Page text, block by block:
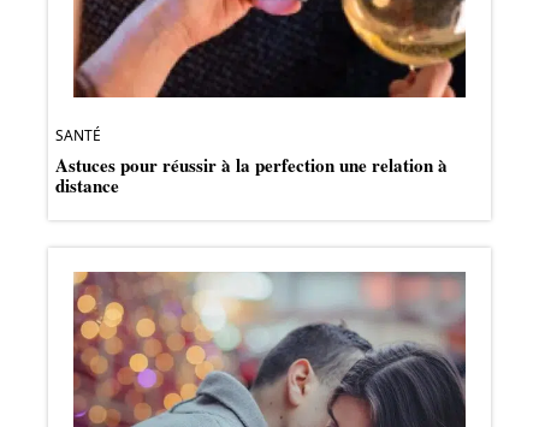
SANTÉ
Astuces pour réussir à la perfection une relation à
distance